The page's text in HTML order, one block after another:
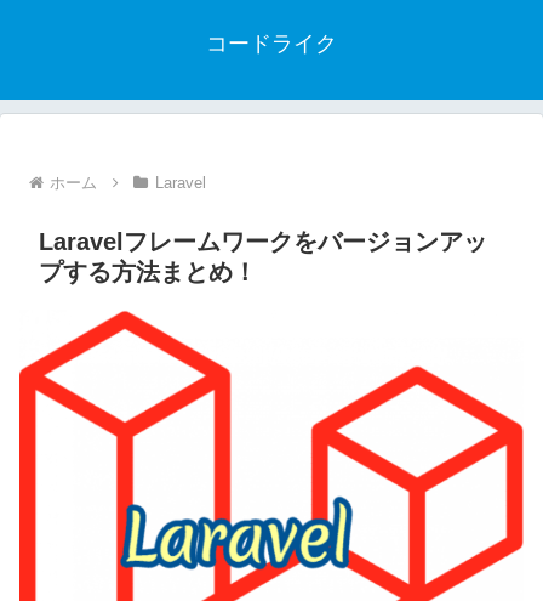
コードライク
ホーム Laravel
Laravelフレームワークをバージョンアッ
プする方法まとめ！